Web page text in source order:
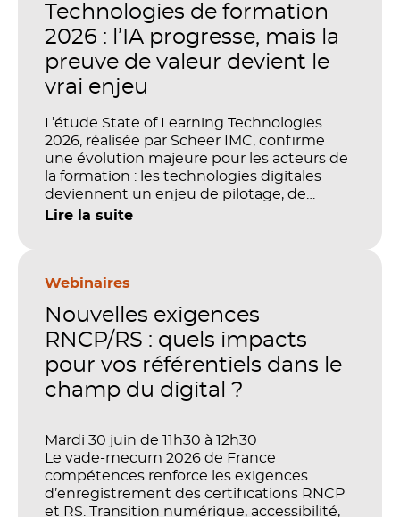
Technologies de formation
2026 : l’IA progresse, mais la
preuve de valeur devient le
vrai enjeu
L’étude State of Learning Technologies
2026, réalisée par Scheer IMC, confirme
une évolution majeure pour les acteurs de
la formation : les technologies digitales
deviennent un enjeu de pilotage, de
performance et de preuve de valeur. IA,
stratégique. Mais comment démontrer
investissements sur les compétences, la
productivité et la performance des
Lire la suite
Webinaires
Nouvelles exigences
RNCP/RS : quels impacts
pour vos référentiels dans le
champ du digital ?
Mardi 30 juin de 11h30 à 12h30
Le vade-mecum 2026 de France
compétences renforce les exigences
d’enregistrement des certifications RNCP
et RS. Transition numérique, accessibilité,